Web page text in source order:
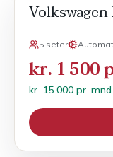
Volkswagen
5 seter Automat
kr. 1 500
kr. 15 000 pr. mnd